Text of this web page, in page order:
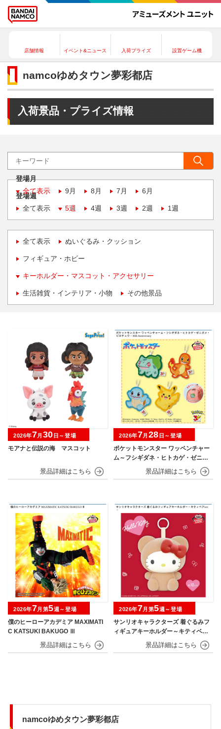
店舗情報 イベント&ニュース 入荷プライズ 設置ゲーム機
namcoゆめタウン夢彩都店
入荷景品・プライズ情報
登場月
全て表示
9月 8月 7月 6月
登場週
全て表示
5週 4週 3週 2週 1週
全て表示 ぬいぐるみ・クッション
フィギュア・ホビー
キーホルダー・マスコット・アクセサリー
生活雑貨・インテリア・小物 その他景品
モアナと伝説の海 マスコット
2026年7月 30 日～登場
ポケットモンスター ワッペンチャー
ム～フシギダネ・ヒトカゲ・ゼニガ
メ・ピカチュウ～30th Anniversary
2026年7月 28 日～登場
僕のヒーローアカデミア MAXIMATI
C KATSUKI BAKUGO Ⅲ
2026年7月第5週～登場
サンリオキャラクターズ 着ぐるみフ
ィギュアキーホルダー～キティベアv
2026年7月第5週～登場
namcoゆめタウン夢彩都店